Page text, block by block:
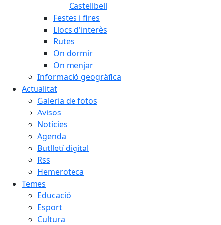
Castellbell
Festes i fires
Llocs d'interès
Rutes
On dormir
On menjar
Informació geogràfica
Actualitat
Galeria de fotos
Avisos
Notícies
Agenda
Butlletí digital
Rss
Hemeroteca
Temes
Educació
Esport
Cultura